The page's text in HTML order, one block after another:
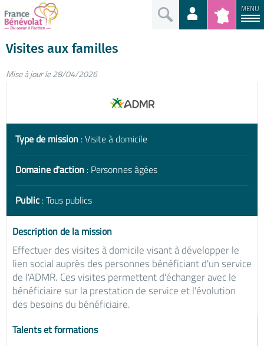
MENU
Visites aux familles
Mise à jour le 28/04/2026
Type de mission : Visite à domicile
Domaine d'action : Personnes âgées
Public : Tous publics
Description de la mission
Effectuer des visites à domicile visant à développer le
lien social auprès des personnes bénéficiant d'un service
de l'ADMR. Ces visites permettent d'échanger avec le
bénéficiaire sur la prestation de service et l'évolution
des besoins du bénéficiaire.
Talents et formations